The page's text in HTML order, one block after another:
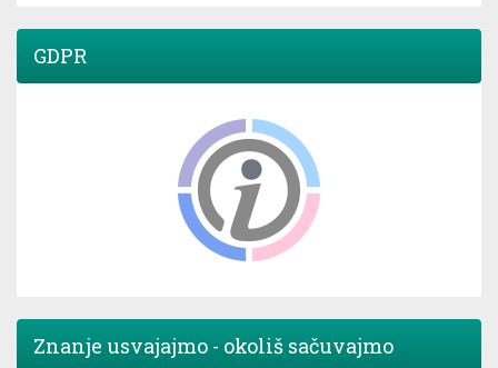
GDPR
Znanje usvajajmo - okoliš sačuvajmo